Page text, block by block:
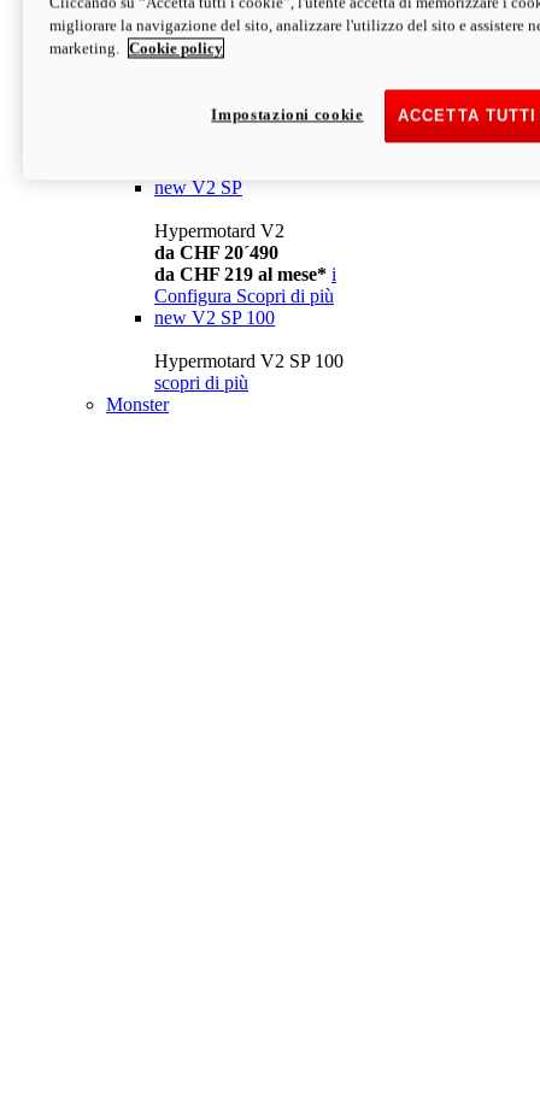
da CHF 13´990
Configura Scopri di più
newV2
da CHF 15´990
new V2 SP
Hypermotard V2
da CHF 20´490
da CHF 219 al mese* i
Configura Scopri di più
new V2 SP 100
Hypermotard V2 SP 100
scopri di più
Monster
migliorare la navigazione del sito, analizzare l'utilizzo del sito e assistere
marketing.
Cookie policy
ACCETTA
Impostazioni cookie